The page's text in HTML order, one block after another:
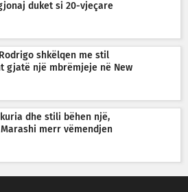
duket si 20-vjeçare
shkëlqen me stil
gjatë një mbrëmjeje në New
dhe stili bëhen një,
merr vëmendjen